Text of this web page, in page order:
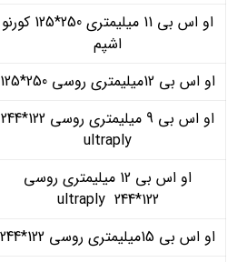
او اس بی 11 میلیمتری 250*125 کورنو
اشپم
او اس بی 12میلیمتری روسی 250*125
او اس بی 9 میلیمتری روسی 122*244
ultraply
او اس بی 12 میلیمتری روسی
122*244 ultraply
او اس بی 15میلیمتری روسی 122*244